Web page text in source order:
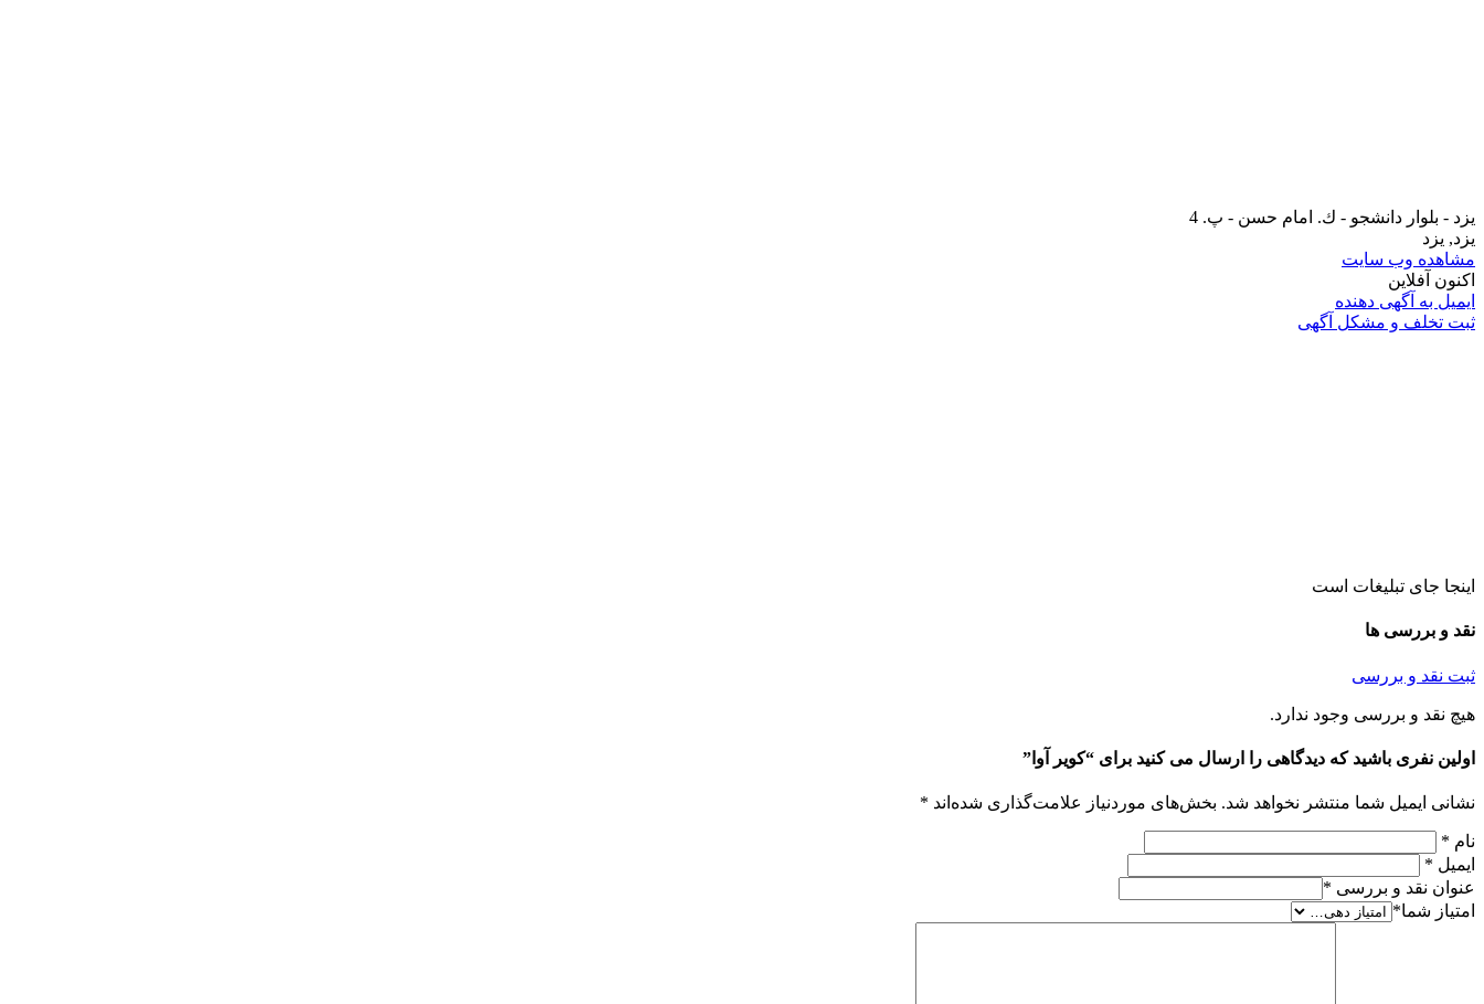
يزد - بلوار دانشجو - ك. امام حسن - پ. 4
یزد, یزد
مشاهده وب سایت
اکنون آفلاین
ایمیل به آگهی دهنده
ثبت تخلف و مشکل آگهی
اینجا جای تبلیغات است
نقد و بررسی ها
ثبت نقد و بررسی
هیچ نقد و بررسی وجود ندارد.
اولین نفری باشید که دیدگاهی را ارسال می کنید برای “کویر آوا”
نشانی ایمیل شما منتشر نخواهد شد. بخش‌های موردنیاز علامت‌گذاری شده‌اند *
نام *
ایمیل *
عنوان نقد و بررسی *
امتیاز شما*